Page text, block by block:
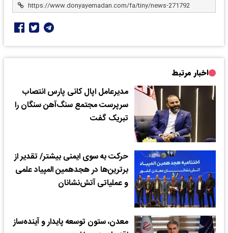
اخبار مرتبط
مدیرعامل اپال کانی پارس انتصاب
سرپرست مجتمع سنگ‌آهن سنگان را
تبریک گفت
حرکت به سوی ایمنی بیشتر/ تقدیر از
برترین‌ها در هجدهمین المپیاد علمی
و عملیاتی آتش‌نشانان
معدن، ستون توسعه پایدار و آینده‌ساز